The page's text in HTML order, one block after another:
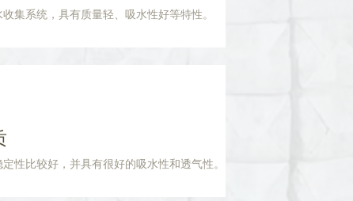
集系统，具有质量轻、吸水性好等特性。
性比较好，并具有很好的吸水性和透气性。